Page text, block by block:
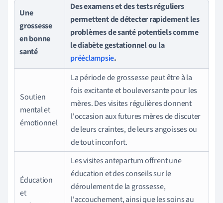
Une
grossesse
en bonne
santé
Des examens et des tests réguliers
permettent de détecter rapidement les
problèmes de santé potentiels comme
le diabète gestationnel ou la
prééclampsie.
Soutien
mental et
émotionnel
La période de grossesse peut être à la
fois excitante et bouleversante pour les
mères. Des visites régulières donnent
l'occasion aux futures mères de discuter
de leurs craintes, de leurs angoisses ou
de tout inconfort.
Éducation
et
Les visites antepartum offrent une
éducation et des conseils sur le
déroulement de la grossesse,
l'accouchement, ainsi que les soins au